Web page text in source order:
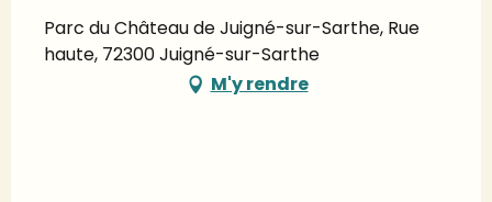
Parc du Château de Juigné-sur-Sarthe, Rue
haute, 72300 Juigné-sur-Sarthe
M'y rendre